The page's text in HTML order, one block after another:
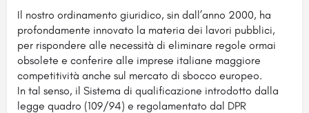
Il nostro ordinamento giuridico, sin dall’anno 2000, ha
profondamente innovato la materia dei lavori pubblici,
per rispondere alle necessità di eliminare regole ormai
obsolete e conferire alle imprese italiane maggiore
competitività anche sul mercato di sbocco europeo.
In tal senso, il Sistema di qualificazione introdotto dalla
legge quadro (109/94) e regolamentato dal DPR